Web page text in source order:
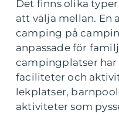
Det finns olika
att välja mellan. En
camping på
anpassade för
campingplatser har
faciliteter och
lekplatser,
aktiviteter som